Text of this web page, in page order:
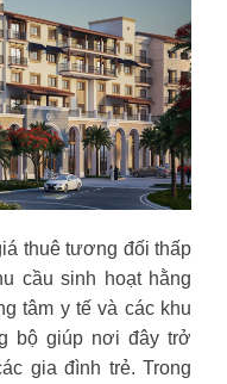
thuê tương đối thấp
cầu sinh hoạt hằng
tâm y tế và các khu
bộ giúp nơi đây trở
gia đình trẻ. Trong